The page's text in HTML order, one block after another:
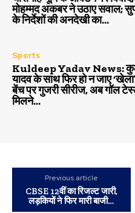
मोहम्मद अकबर ने उठाए सवाल;
के निर्देशों की अनदेखी का...
Sports
Kuldeep Yadav News:
यादव के साथ फिर हो न जाए
बेंच पर गुजरी सीरीज, अब गॉल
मिलने...
Previous article
CBSE 12वीं का रिजल्ट जारी,
लड़कियों ने फिर मारी बाजी…